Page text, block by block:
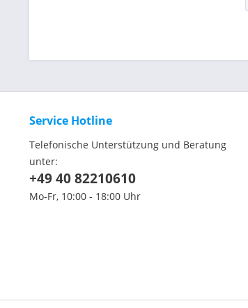
Service Hotline
Telefonische Unterstützung und Beratung
unter:
+49 40 82210610
Mo-Fr, 10:00 - 18:00 Uhr